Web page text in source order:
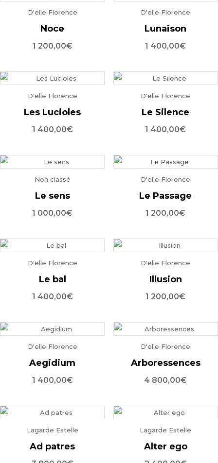
D'elle Florence
Noce
1 200,00€
D'elle Florence
Lunaison
1 400,00€
D'elle Florence
Les Lucioles
1 400,00€
D'elle Florence
Le Silence
1 400,00€
Non classé
Le sens
1 000,00€
D'elle Florence
Le Passage
1 200,00€
D'elle Florence
Le bal
1 400,00€
D'elle Florence
Illusion
1 200,00€
D'elle Florence
Aegidium
1 400,00€
D'elle Florence
Arboressences
4 800,00€
Lagarde Estelle
Ad patres
Lagarde Estelle
Alter ego